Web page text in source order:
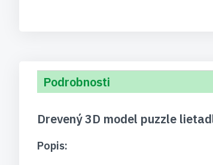
Podrobnosti
Drevený 3D model puzzle
Popis: